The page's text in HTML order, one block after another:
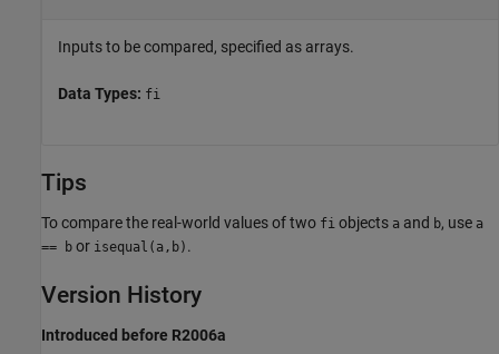
Inputs to be compared, specified as arrays.
Data Types: fi
Tips
To compare the real-world values of two fi objects a and b, use a
== b or isequal(a,b) .
Version History
Introduced before R2006a